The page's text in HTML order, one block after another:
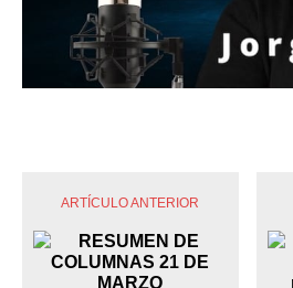
ARTÍCULO ANTERIOR